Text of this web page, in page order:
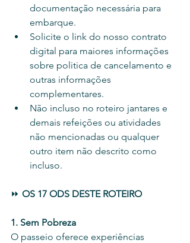
documentação necessária para
embarque.
Solicite o link do nosso contrato
digital para maiores informações
sobre politica de cancelamento e
outras informações
complementares.
Não incluso no roteiro jantares e
demais refeições ou atividades
não mencionadas ou qualquer
outro item não descrito como
incluso.
⏩ OS 17 ODS DESTE ROTEIRO
1. Sem Pobreza
O passeio oferece experiências